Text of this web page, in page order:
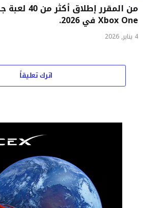
من المقرر
Xbox One في 2026.
4 يناير, 2026
اترك تعليقاً